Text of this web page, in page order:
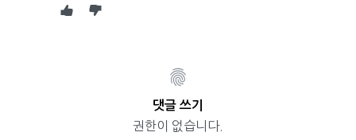
댓글 쓰기
권한이 없습니다.